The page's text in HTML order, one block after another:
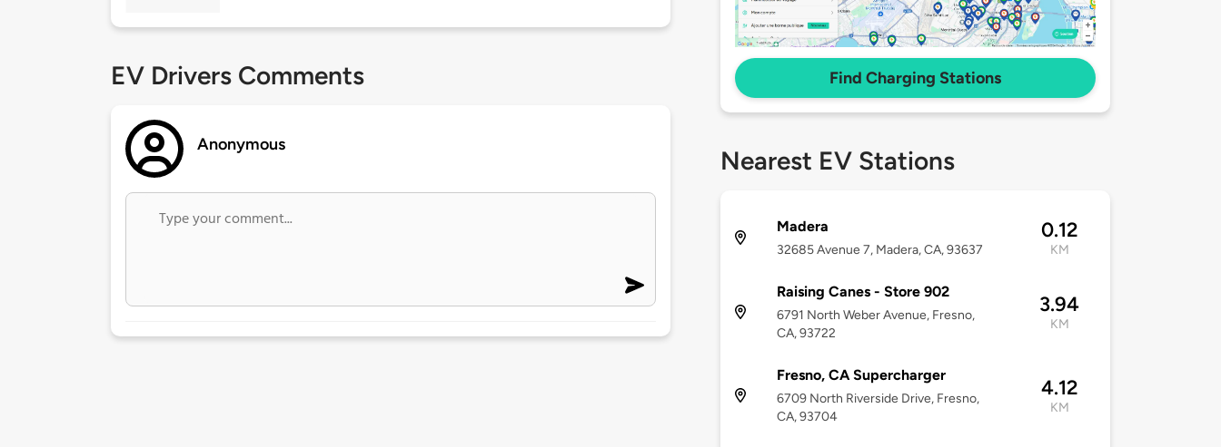
EV Drivers Comments
Anonymous
Find Charging Stations
Nearest EV Stations
Madera
32685 Avenue 7, Madera, CA, 93637
0.12
KM
Raising Canes - Store 902
6791 North Weber Avenue, Fresno,
CA, 93722
3.94
KM
Fresno, CA Supercharger
6709 North Riverside Drive, Fresno,
CA, 93704
4.12
KM